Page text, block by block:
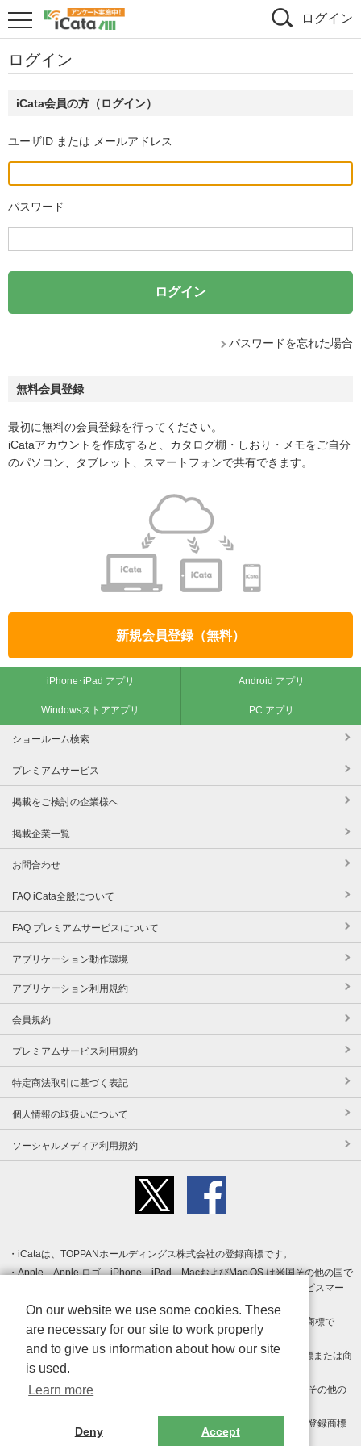
ログイン
ログイン
iCata会員の方（ログイン）
ユーザID または メールアドレス
パスワード
パスワードを忘れた場合
無料会員登録
最初に無料の会員登録を行ってください。
iCataアカウントを作成すると、カタログ棚・しおり・メモをご自分
のパソコン、タブレット、スマートフォンで共有できます。
新規会員登録（無料）
iPhone･iPad アプリ Android アプリ
Windowsストアアプリ PC アプリ
ショールーム検索
プレミアムサービス
掲載をご検討の企業様へ
掲載企業一覧
お問合わせ
FAQ iCata全般について
FAQ プレミアムサービスについて
アプリケーション動作環境
アプリケーション利用規約
会員規約
プレミアムサービス利用規約
特定商法取引に基づく表記
個人情報の取扱いについて
ソーシャルメディア利用規約
iCataは、TOPPANホールディングス株式会社の登録商標です。
Apple、Apple ロゴ、iPhone、iPad、MacおよびMac OS は米国その他の国で
登録された Apple Inc. の商標です。App Store は Apple Inc. のサービスマー
クです。
Android、Google Play および Google Play ロゴ は Google LLC の商標で
す。
Windows は Microsoft Inc.の米国およびその他の国における登録商標または商
標です。
Adobe、Adobe Reader、Adobe PDF は、Adobe Inc.の米国およびその他の
その他、記載されている会社名、商品名、ロゴは各社の商標または登録商標
On our website we use some cookies. These
are necessary for our site to work properly
and to give us information about how our site
is used.
Learn more
Deny Accept